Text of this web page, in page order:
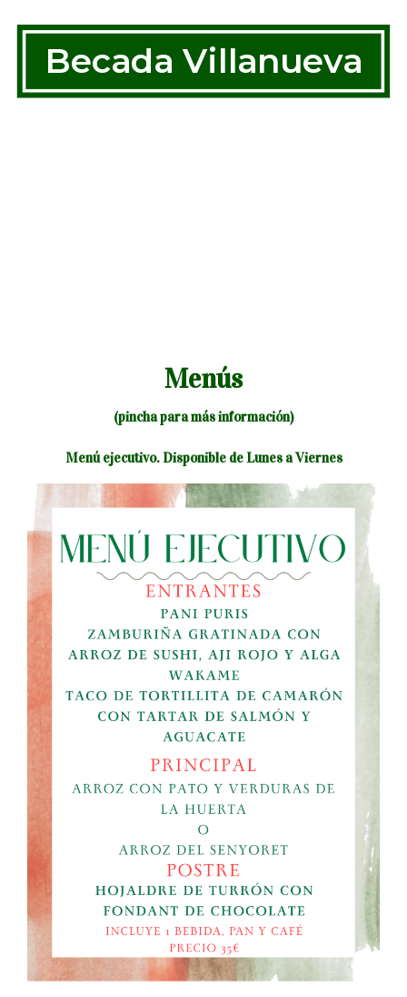
Becada Villanueva
Menús
(pincha para más información)
Menú ejecutivo. Disponible de Lunes a Viernes